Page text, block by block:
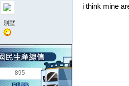
別墅
895
i think mine